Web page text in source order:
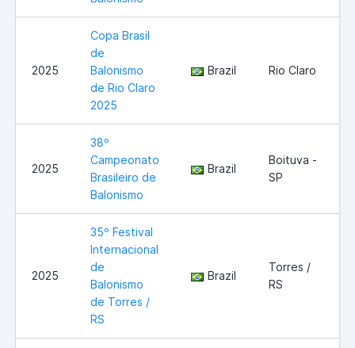
2025
Copa Brasil
de
Balonismo
de Rio Claro
2025
Brazil Rio Claro
2025
38º
Campeonato
Brasileiro de
Balonismo
Brazil
Boituva -
SP
2025
35º Festival
Internacional
de
Balonismo
de Torres /
RS
Brazil
Torres /
RS